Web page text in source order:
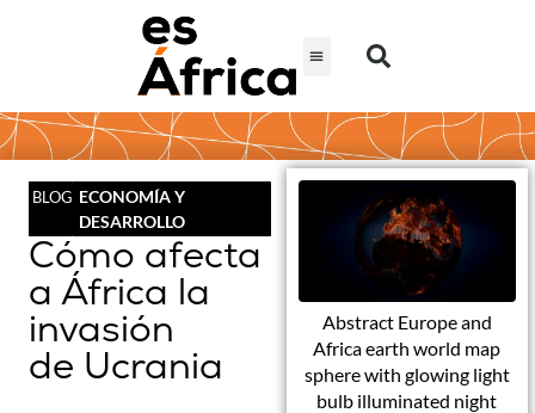
BLOG ECONOMÍA Y
DESARROLLO
Cómo afecta
a África la
invasión
de Ucrania
Abstract Europe and
Africa earth world map
sphere with glowing light
bulb illuminated night